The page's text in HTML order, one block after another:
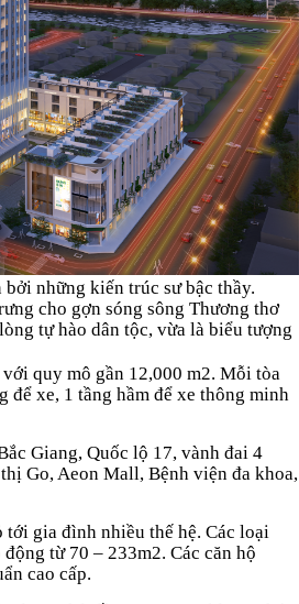
những kiến trúc sư bậc thầy.
cho gợn sóng sông Thương thơ
tự hào dân tộc, vừa là biểu tượng
quy mô gần 12,000 m2. Mỗi tòa
để xe, 1 tầng hầm để xe thông minh
Giang, Quốc lộ 17, vành đai 4
Go, Aeon Mall, Bệnh viện đa khoa,
tới gia đình nhiều thế hệ. Các loại
từ 70 – 233m2. Các căn hộ
cao cấp.